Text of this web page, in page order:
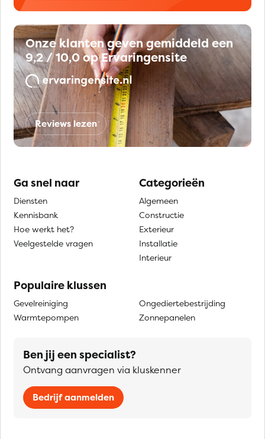
Onze klanten geven gemiddeld een
9,2 / 10,0 op Ervaringensite
Reviews lezen
Ga snel naar
Diensten
Kennisbank
Hoe werkt het?
Veelgestelde vragen
Categorieën
Algemeen
Constructie
Exterieur
Installatie
Interieur
Populaire klussen
Gevelreiniging
Warmtepompen
Ongediertebestrijding
Zonnepanelen
Ben jij een specialist?
Ontvang aanvragen via kluskenner
Bedrijf aanmelden